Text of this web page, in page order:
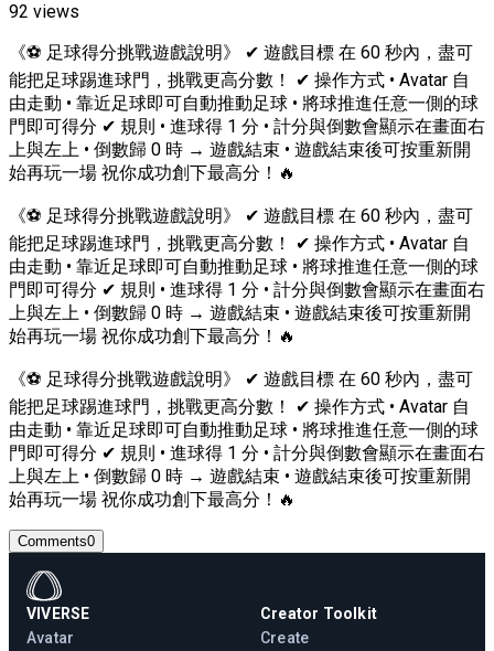
92 views
《⚽ 足球得分挑戰遊戲說明》 ✔ 遊戲目標 在 60 秒內，盡可
能把足球踢進球門，挑戰更高分數！ ✔ 操作方式 • Avatar 自
由走動 • 靠近足球即可自動推動足球 • 將球推進任意一側的球
門即可得分 ✔ 規則 • 進球得 1 分 • 計分與倒數會顯示在畫面右
上與左上 • 倒數歸 0 時 → 遊戲結束 • 遊戲結束後可按重新開
始再玩一場 祝你成功創下最高分！🔥
《⚽ 足球得分挑戰遊戲說明》 ✔ 遊戲目標 在 60 秒內，盡可
能把足球踢進球門，挑戰更高分數！ ✔ 操作方式 • Avatar 自
由走動 • 靠近足球即可自動推動足球 • 將球推進任意一側的球
門即可得分 ✔ 規則 • 進球得 1 分 • 計分與倒數會顯示在畫面右
上與左上 • 倒數歸 0 時 → 遊戲結束 • 遊戲結束後可按重新開
始再玩一場 祝你成功創下最高分！🔥
《⚽ 足球得分挑戰遊戲說明》 ✔ 遊戲目標 在 60 秒內，盡可
能把足球踢進球門，挑戰更高分數！ ✔ 操作方式 • Avatar 自
由走動 • 靠近足球即可自動推動足球 • 將球推進任意一側的球
門即可得分 ✔ 規則 • 進球得 1 分 • 計分與倒數會顯示在畫面右
上與左上 • 倒數歸 0 時 → 遊戲結束 • 遊戲結束後可按重新開
始再玩一場 祝你成功創下最高分！🔥
Comments0
VIVERSE
Avatar
Creator Toolkit
Create